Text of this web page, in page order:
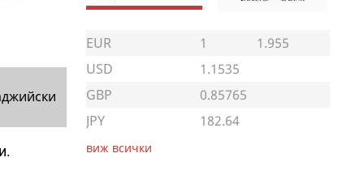
EUR 1
1.955
USD
1.1535
GBP
0.85765
JPY
182.64
виж всички